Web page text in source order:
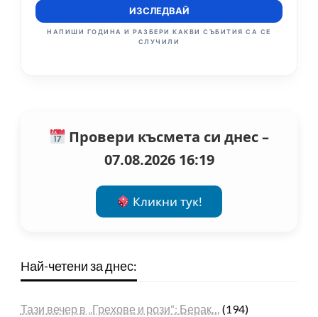
ИЗСЛЕДВАЙ
НАПИШИ ГОДИНА И РАЗБЕРИ КАКВИ СЪБИТИЯ СА СЕ
СЛУЧИЛИ
Провери късмета си днес –
07.08.2026 16:19
Кликни тук!
Най-четени за днес:
Тази вечер в „Грехове и рози“: Берак… (194)